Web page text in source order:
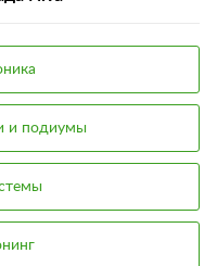
и подиумы